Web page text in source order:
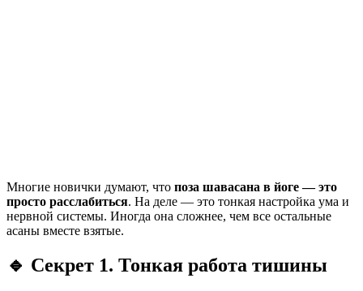
Многие новички думают, что поза шавасана в йоге — это
просто расслабиться. На деле — это тонкая настройка ума и
нервной системы. Иногда она сложнее, чем все остальные
асаны вместе взятые.
🔹 Секрет 1. Тонкая работа тишины